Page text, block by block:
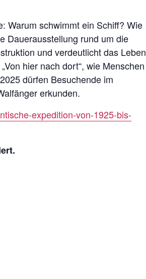
Warum schwimmt ein Schiff? Wie
Dauerausstellung rund um die
und verdeutlicht das Leben
hier nach dort“, wie Menschen
dürfen Besuchende im
erkunden.
expedition-von-1925-bis-